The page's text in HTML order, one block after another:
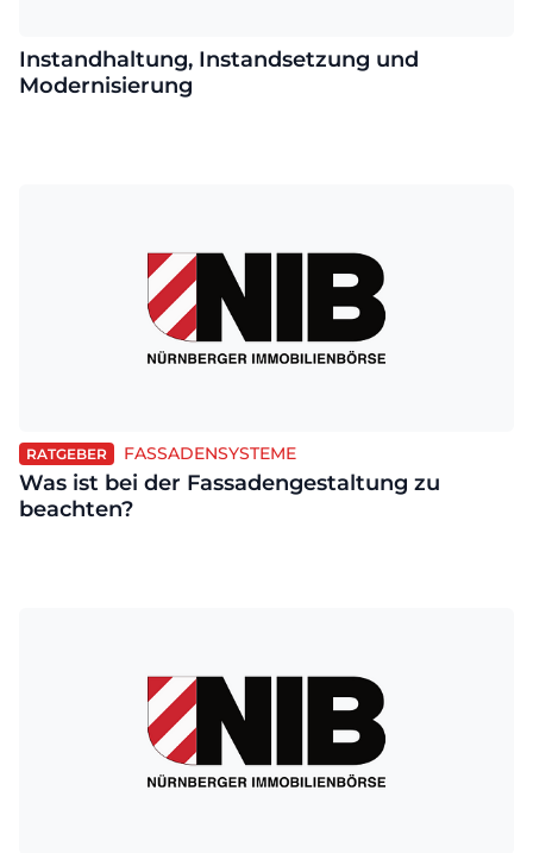
Instandhaltung, Instandsetzung und
Modernisierung
RATGEBER FASSADENSYSTEME
Was ist bei der Fassadengestaltung zu
beachten?